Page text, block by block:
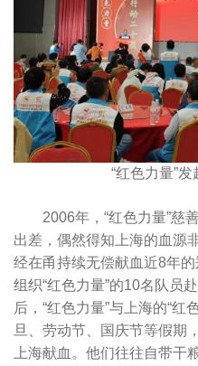
“红色力量”
2006年，“红色力量”慈
出差，偶然得知上海的血源
经在甬持续无偿献血近8年
组织“红色力量”的10名队员
后，“红色力量”与上海的“红
旦、劳动节、国庆节等假期
上海献血。他们往往自带干